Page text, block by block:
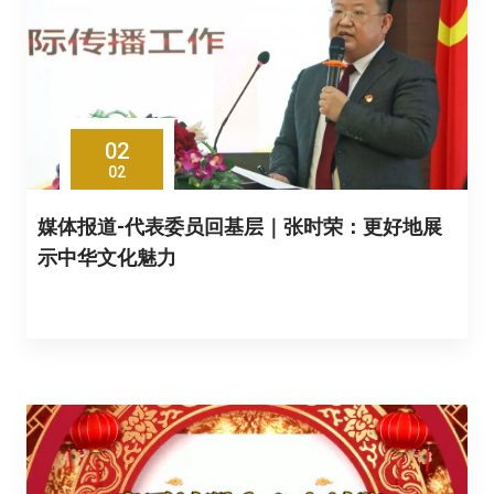
02
02
媒体报道-代表委员回基层｜张时荣：更好地展
示中华文化魅力